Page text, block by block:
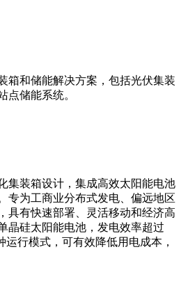
箱和储能解决方案，包括光伏集装
点储能系统。
集装箱设计，集成高效太阳能电池
专为工商业分布式发电、偏远地区
具有快速部署、灵活移动和经济高
晶硅太阳能电池，发电效率超过
运行模式，可有效降低用电成本，